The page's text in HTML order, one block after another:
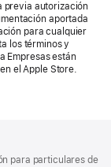
previa autorización
aportada
para cualquier
los términos y
Empresas están
el Apple Store.
para particulares de